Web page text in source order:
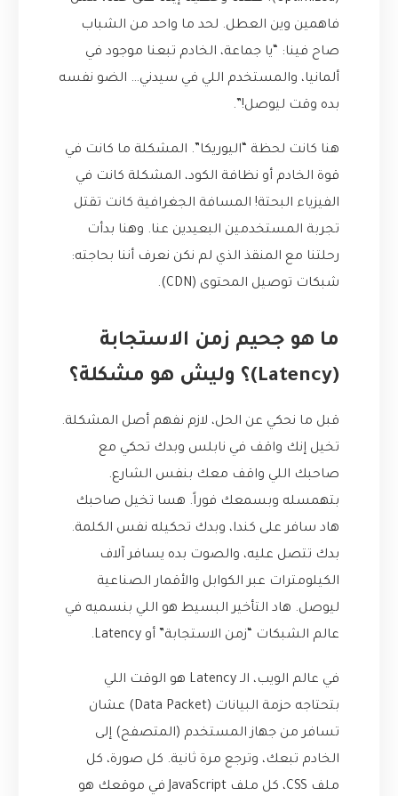
فاهمين وين العطل. لحد ما واحد من الشباب
صاح فينا: “يا جماعة، الخادم تبعنا موجود في
ألمانيا، والمستخدم اللي في سيدني… الضو نفسه
بده وقت ليوصل!”.
هنا كانت لحظة “اليوريكا”. المشكلة ما كانت في
قوة الخادم أو نظافة الكود، المشكلة كانت في
الفيزياء البحتة! المسافة الجغرافية كانت تقتل
تجربة المستخدمين البعيدين عنا. وهنا بدأت
رحلتنا مع المنقذ الذي لم نكن نعرف أننا بحاجته:
شبكات توصيل المحتوى (CDN).
ما هو جحيم زمن الاستجابة
(Latency)؟ وليش هو مشكلة؟
قبل ما نحكي عن الحل، لازم نفهم أصل المشكلة.
تخيل إنك واقف في نابلس وبدك تحكي مع
صاحبك اللي واقف معك بنفس الشارع.
بتهمسله وبسمعك فوراً. هسا تخيل صاحبك
هاد سافر على كندا، وبدك تحكيله نفس الكلمة.
بدك تتصل عليه، والصوت بده يسافر آلاف
الكيلومترات عبر الكوابل والأقمار الصناعية
ليوصل. هاد التأخير البسيط هو اللي بنسميه في
عالم الشبكات “زمن الاستجابة” أو Latency.
في عالم الويب، الـ Latency هو الوقت اللي
بتحتاجه حزمة البيانات (Data Packet) عشان
تسافر من جهاز المستخدم (المتصفح) إلى
الخادم تبعك، وترجع مرة ثانية. كل صورة، كل
ملف CSS، كل ملف JavaScript في موقعك هو